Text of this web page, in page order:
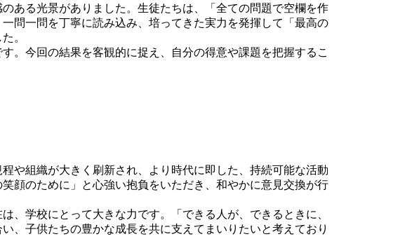
ある光景がありました。生徒たちは、「全ての問題で空欄を作
問一問を丁寧に読み込み、培ってきた実力を発揮して「最高の
。
。今回の結果を客観的に捉え、自分の得意や課題を把握するこ
や組織が大きく刷新され、より時代に即した、持続可能な活動
顔のために」と心強い抱負をいただき、和やかに意見交換が行
学校にとって大きな力です。「できる人が、できるときに、
、子供たちの豊かな成長を共に支えてまいりたいと考えており